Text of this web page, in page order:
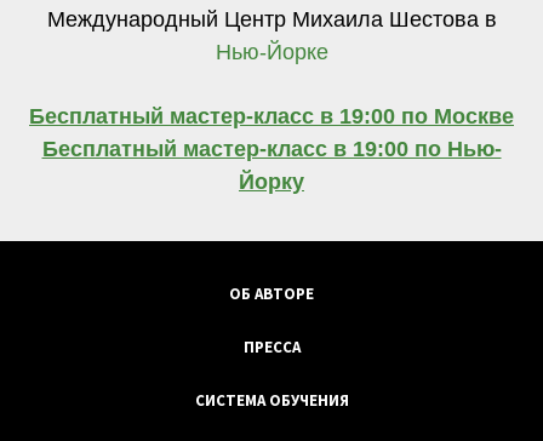
Международный Центр Михаила Шестова в
Нью-Йорке
Бесплатный мастер-класс в 19:00 по Москве
Бесплатный мастер-класс в 19:00 по Нью-
Йорку
ОБ АВТОРЕ
ПРЕССА
СИСТЕМА ОБУЧЕНИЯ